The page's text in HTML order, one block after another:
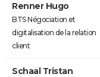
Renner Hugo
BTS Négociation et
digitalisation de la relation
client
Schaal Tristan